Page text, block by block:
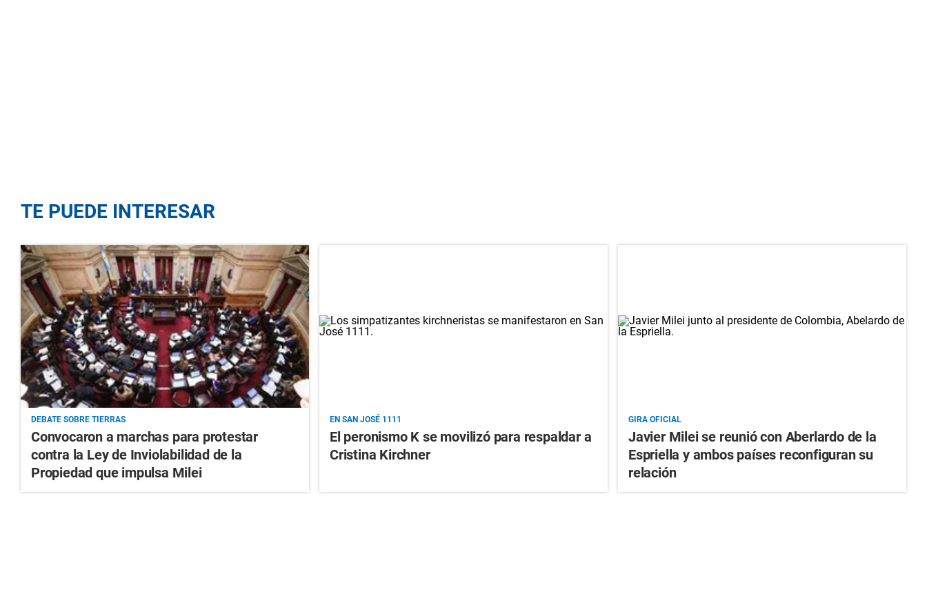
TE PUEDE INTERESAR
DEBATE SOBRE TIERRAS
Convocaron a marchas para protestar
contra la Ley de Inviolabilidad de la
Propiedad que impulsa Milei
EN SAN JOSÉ 1111
El peronismo K se movilizó para respaldar a
Cristina Kirchner
GIRA OFICIAL
Javier Milei se reunió con Aberlardo de la
Espriella y ambos países reconfiguran su
relación